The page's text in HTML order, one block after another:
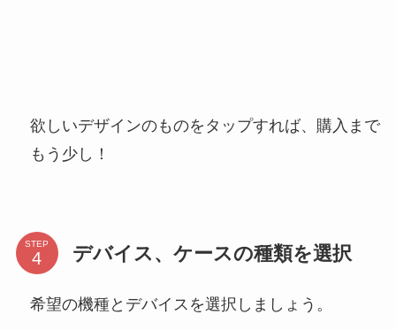
欲しいデザインのものをタップすれば、購入まで
もう少し！
STEP デバイス、ケースの種類を選択
希望の機種とデバイスを選択しましょう。